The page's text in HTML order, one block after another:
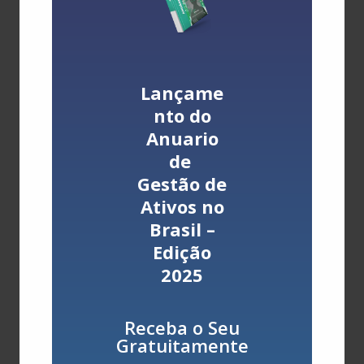
Lançame
nto do
Anuario
de
Gestão de
Ativos no
Brasil –
Edição
2025
Receba o Seu
Gratuitamente
economizar cifras valiosas todos os meses.
Depois, porque a estrutura dos painéis
baixa manutenção, uma vez que a própria
inclinação do telhado e a água da chuva
favorecem a limpeza das placas constantemente.
nos últimos anos, o brasileiro
investimento. Enquanto os gastos são todos os
desembolsos da pessoa ou empresa, ou seja,
tudo que sai do bolso ou do caixa; os
investimentos, que entram, juntamente com as
despesas e os custos, no conjunto dos gastos,
representam o caminho mais seguro para garantir
empreendimentos, principalmente em tempos de
crise; além de proporcionar crescimento